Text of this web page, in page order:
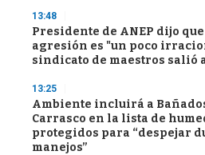
13:48
Presidente de ANEP dijo
agresión es "un poco
sindicato de maestros salió
13:25
Ambiente incluirá a
Carrasco en la lista de
protegidos para “despejar
manejos”